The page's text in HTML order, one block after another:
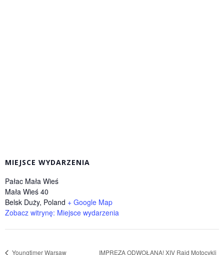
MIEJSCE WYDARZENIA
Pałac Mała Wieś
Mała Wieś 40
Belsk Duży, Poland + Google Map
Zobacz witrynę: Miejsce wydarzenia
Youngtimer Warsaw IMPREZA ODWOŁANA! XIV Rajd Motocykli